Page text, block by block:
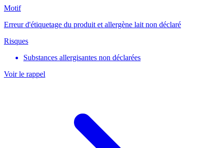
Motif
Erreur d'étiquetage du produit et allergène lait non déclaré
Risques
Substances allergisantes non déclarées
Voir le rappel